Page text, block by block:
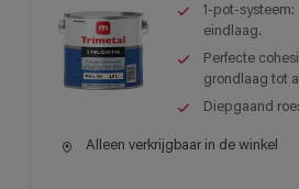
1-pot-systeem:
eindlaag.
Perfecte
grondlaag tot
Diepgaand
Alleen verkrijgbaar in de winkel